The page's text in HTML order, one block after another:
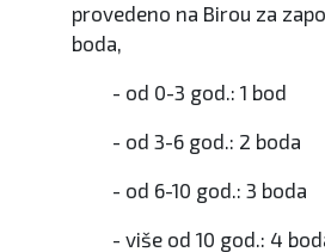
provedeno na Birou za
boda,
- od 0-3 god.: 1 bod
- od 3-6 god.: 2 boda
- od 6-10 god.: 3 boda
- više od 10 god.: 4